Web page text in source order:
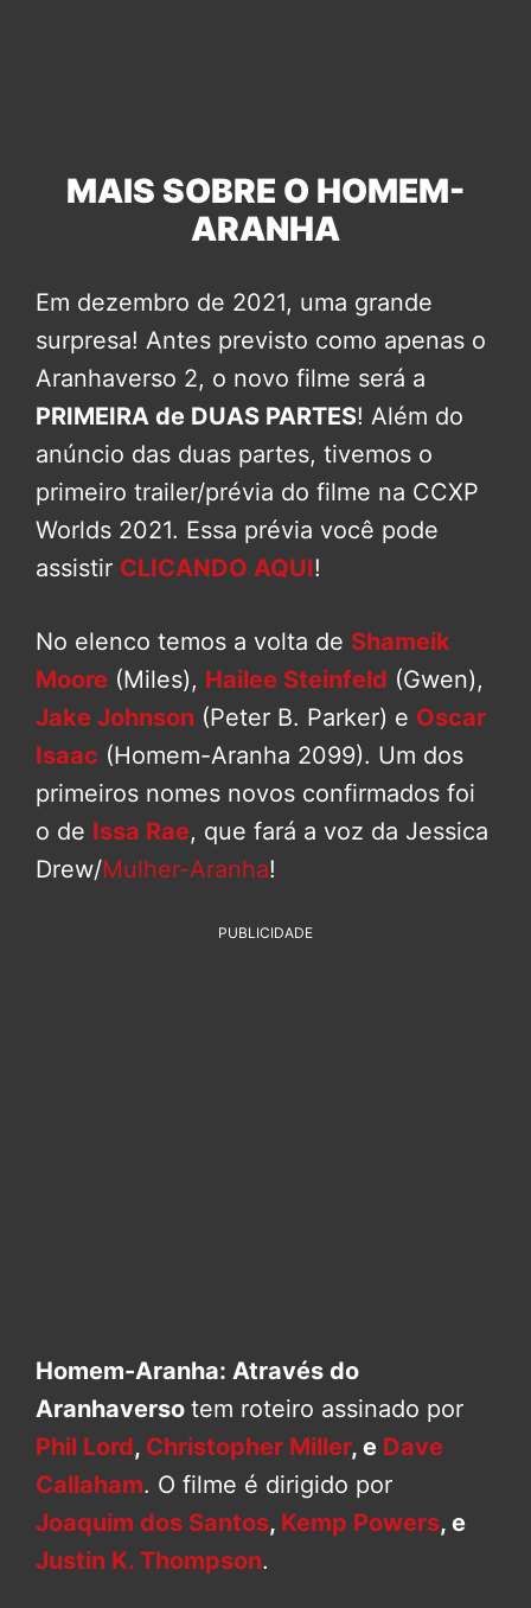
MAIS SOBRE O HOMEM-
ARANHA
Em dezembro de 2021, uma grande
surpresa! Antes previsto como apenas o
Aranhaverso 2, o novo filme será a
PRIMEIRA de DUAS PARTES! Além do
anúncio das duas partes, tivemos o
primeiro trailer/prévia do filme na CCXP
Worlds 2021. Essa prévia você pode
assistir CLICANDO AQUI!
No elenco temos a volta de Shameik
Moore (Miles), Hailee Steinfeld (Gwen),
Jake Johnson (Peter B. Parker) e Oscar
Isaac (Homem-Aranha 2099). Um dos
primeiros nomes novos confirmados foi
o de Issa Rae, que fará a voz da Jessica
Drew/Mulher-Aranha!
PUBLICIDADE
Homem-Aranha: Através do
Aranhaverso tem roteiro assinado por
Phil Lord, Christopher Miller, e Dave
Callaham. O filme é dirigido por
Joaquim dos Santos, Kemp Powers, e
Justin K. Thompson.